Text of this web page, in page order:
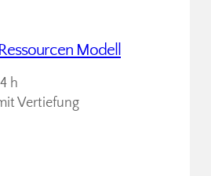
Modell
h
Vertiefung